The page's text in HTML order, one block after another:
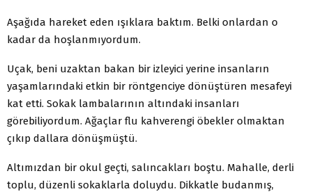
Aşağıda hareket eden ışıklara baktım. Belki onlardan o
kadar da hoşlanmıyordum.
Uçak, beni uzaktan bakan bir izleyici yerine insanların
yaşamlarındaki etkin bir röntgenciye dönüştüren mesafeyi
kat etti. Sokak lambalarının altındaki insanları
görebiliyordum. Ağaçlar flu kahverengi öbekler olmaktan
çıkıp dallara dönüşmüştü.
Altımızdan bir okul geçti, salıncakları boştu. Mahalle, derli
toplu, düzenli sokaklarla doluydu. Dikkatle budanmış,